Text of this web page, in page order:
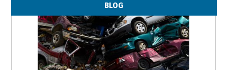
BLOG